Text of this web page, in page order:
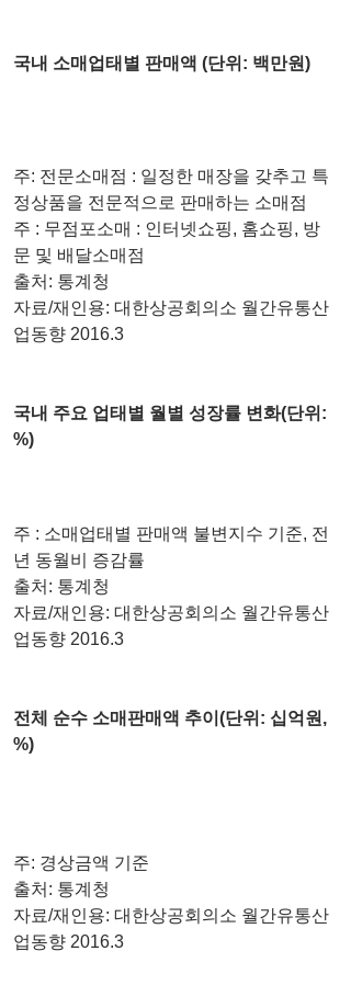
국내 소매업태별 판매액 (단위: 백만원)
주: 전문소매점 : 일정한 매장을 갖추고 특
정상품을 전문적으로 판매하는 소매점
주 : 무점포소매 : 인터넷쇼핑, 홈쇼핑, 방
문 및 배달소매점
출처: 통계청
자료/재인용: 대한상공회의소 월간유통산
업동향 2016.3
국내 주요 업태별 월별 성장률 변화(단위:
%)
주 : 소매업태별 판매액 불변지수 기준, 전
년 동월비 증감률
출처: 통계청
자료/재인용: 대한상공회의소 월간유통산
업동향 2016.3
전체 순수 소매판매액 추이(단위: 십억원,
%)
주: 경상금액 기준
출처: 통계청
자료/재인용: 대한상공회의소 월간유통산
업동향 2016.3